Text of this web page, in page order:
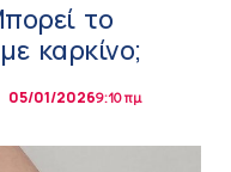
το
με καρκίνο;
05/01/20269:10 πμ